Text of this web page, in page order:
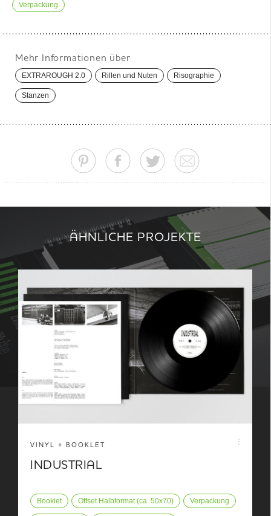
Verpackung
Mehr Informationen über
EXTRAROUGH 2.0 Rillen und Nuten Risographie
Stanzen
ÄHNLICHE PROJEKTE
VINYL + BOOKLET
INDUSTRIAL
Booklet Offset Halbformat (ca. 50x70) Verpackung